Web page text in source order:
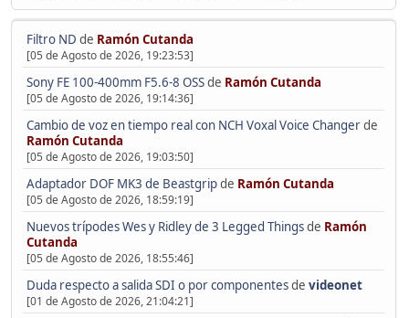
Filtro ND de Ramón Cutanda
[05 de Agosto de 2026, 19:23:53]
Sony FE 100-400mm F5.6-8 OSSde Ramón Cutanda
[05 de Agosto de 2026, 19:14:36]
Cambio de voz en tiempo real con NCH Voxal Voice Changerde
Ramón Cutanda
[05 de Agosto de 2026, 19:03:50]
Adaptador DOF MK3 de Beastgripde Ramón Cutanda
[05 de Agosto de 2026, 18:59:19]
Nuevos trípodes Wes y Ridley de 3 Legged Thingsde Ramón
Cutanda
[05 de Agosto de 2026, 18:55:46]
Duda respecto a salida SDI o por componentesde videonet
[01 de Agosto de 2026, 21:04:21]